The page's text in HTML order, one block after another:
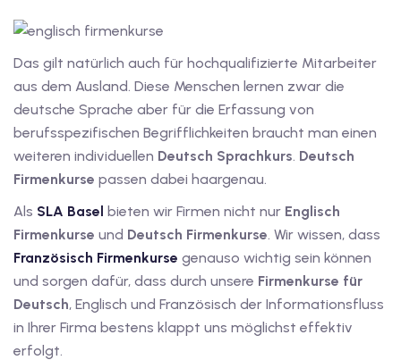
A1
Deutschkurse mit
mit
mit Gutschein
mit Gutschein
mit
Das gilt natürlich auch für hochqualifizierte Mitarbeiter
aus dem Ausland. Diese Menschen lernen zwar die
deutsche Sprache aber für die Erfassung von
berufsspezifischen Begrifflichkeiten braucht man einen
weiteren individuellen Deutsch Sprachkurs. Deutsch
Firmenkurse passen dabei haargenau.
Als SLA Basel bieten wir Firmen nicht nur Englisch
Firmenkurse und Deutsch Firmenkurse. Wir wissen, dass
Französisch Firmenkurse genauso wichtig sein können
und sorgen dafür, dass durch unsere Firmenkurse für
Deutsch, Englisch und Französisch der Informationsfluss
in Ihrer Firma bestens klappt uns möglichst effektiv
erfolgt.